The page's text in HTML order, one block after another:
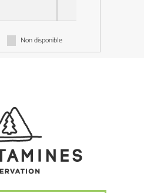
Non disponible